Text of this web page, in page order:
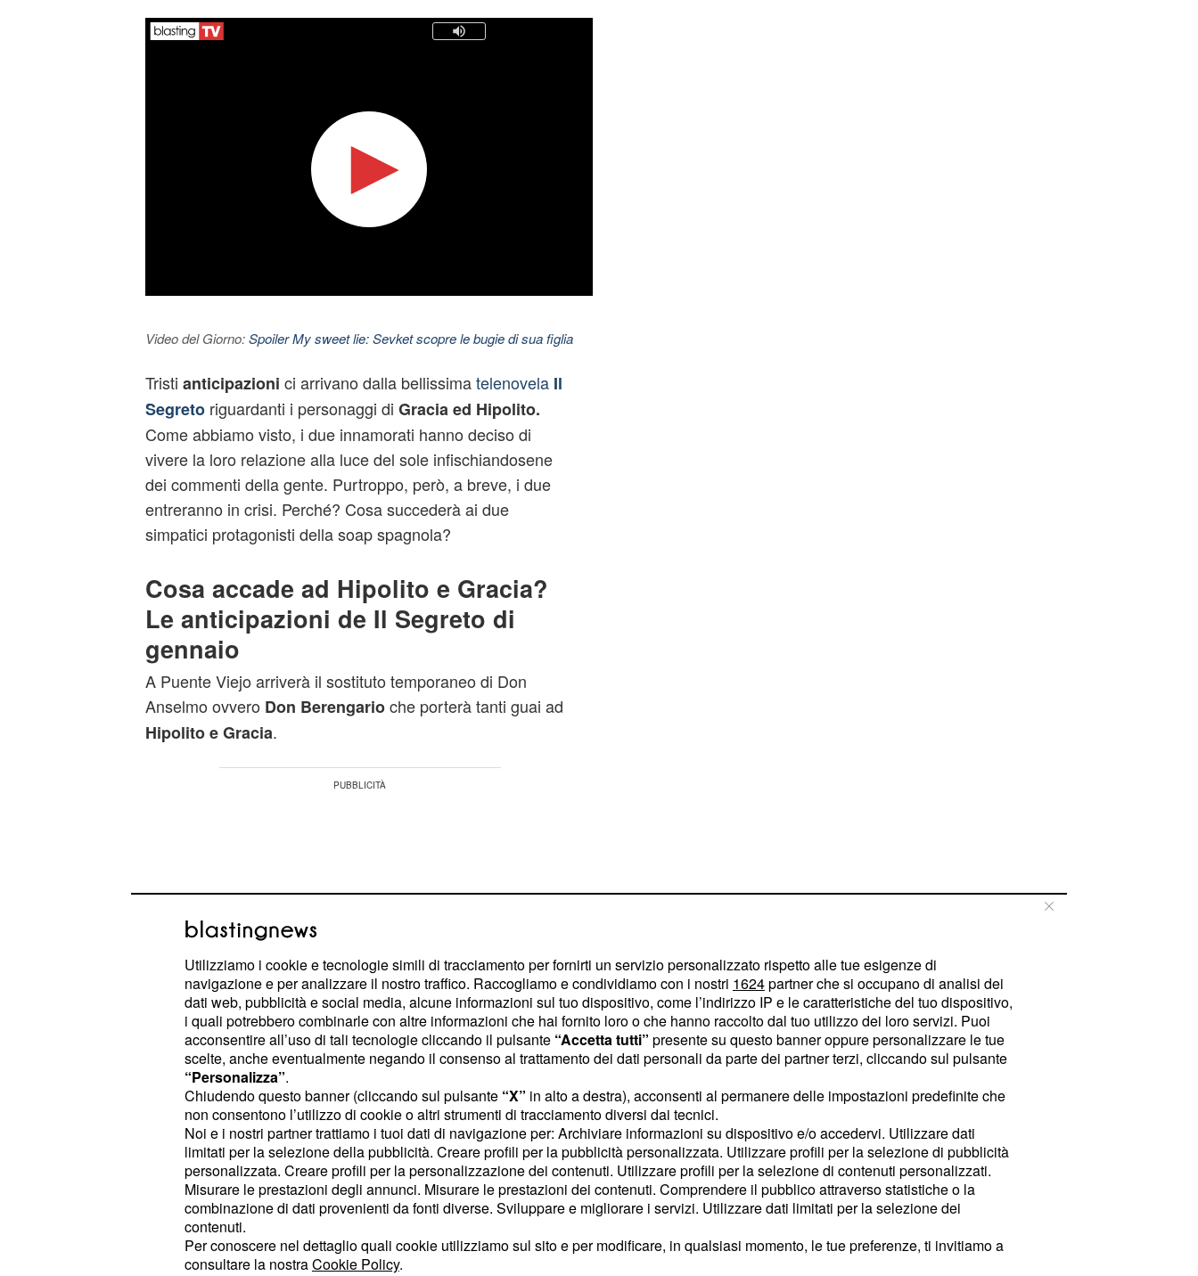
Video del Giorno:Spoiler My sweet lie: Sevket scopre le bugie di sua figlia
Tristi anticipazioni ci arrivano dalla bellissimatelenovela Il
Segretoriguardanti i personaggi di Gracia ed Hipolito.
Come abbiamo visto, i due innamorati hanno deciso di
vivere la loro relazione alla luce del sole infischiandosene
dei commenti della gente. Purtroppo, però, a breve, i due
entreranno in crisi. Perché? Cosa succederà ai due
simpatici protagonisti della soap spagnola?
Cosa accade ad Hipolito e Gracia?
Le anticipazioni de Il Segreto di
gennaio
A Puente Viejo arriverà il sostituto temporaneo di Don
Anselmo ovvero Don Berengarioche porterà tanti guai ad
Hipolito e Gracia.
L’uomo di fede, infatti, scoprirà che il Miranar è già sposato
per cui non sarà per nulla lieto della relazione di quest’ultimo
con la sarta del paese. Il prete, quindi, minaccerà il figlio di
Dolores e la sua amatadi scomunicarliqualora i due
proseguano tale relazione. Succederà poi che un giorno
arriverà per il Miranar un funesto telegramma che lo
informeràdella morte della povera Quintina. La notizia
getterà il figlio di Dolores nella disperazione più totale e
Utilizziamo i cookie e tecnologie simili di tracciamento per fornirti un servizio personalizzato rispetto alle tue esigenze di
navigazione e per analizzare il nostro traffico. Raccogliamo e condividiamo con i nostri 1624partner che si occupano di analisi dei
dati web, pubblicità e social media, alcune informazioni sul tuo dispositivo, come l’indirizzo IP e le caratteristiche del tuo dispositivo,
i quali potrebbero combinarle con altre informazioni che hai fornito loro o che hanno raccolto dal tuo utilizzo dei loro servizi. Puoi
acconsentire all’uso di tali tecnologie cliccando il pulsante “Accetta tutti” presente su questo banner oppure personalizzare le tue
scelte, anche eventualmente negando il consenso al trattamento dei dati personali da parte dei partner terzi, cliccando sul pulsante
“Personalizza”.
Chiudendo questo banner (cliccando sul pulsante “X” in alto a destra), acconsenti al permanere delle impostazioni predefinite che
non consentono l’utilizzo di cookie o altri strumenti di tracciamento diversi dai tecnici.
Noi e i nostri partner trattiamo i tuoi dati di navigazione per: Archiviare informazioni su dispositivo e/o accedervi. Utilizzare dati
limitati per la selezione della pubblicità. Creare profili per la pubblicità personalizzata. Utilizzare profili per la selezione di pubblicità
personalizzata. Creare profili per la personalizzazione dei contenuti. Utilizzare profili per la selezione di contenuti personalizzati.
Misurare le prestazioni degli annunci. Misurare le prestazioni dei contenuti. Comprendere il pubblico attraverso statistiche o la
combinazione di dati provenienti da fonti diverse. Sviluppare e migliorare i servizi. Utilizzare dati limitati per la selezione dei
contenuti.
Per conoscere nel dettaglio quali cookie utilizziamo sul sito e per modificare, in qualsiasi momento, le tue preferenze, ti invitiamo a
consultare la nostraCookie Policy.